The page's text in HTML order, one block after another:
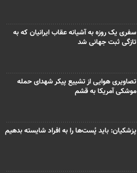
سفری یک روزه به آشیانه عقاب ایرانیان که به
تازگی ثبت جهانی شد
تصاویری هوایی از تشییع پیکر شهدای حمله
موشکی آمریکا به قشم
پزشکیان: باید پُست‌ها را به افراد شایسته بدهیم